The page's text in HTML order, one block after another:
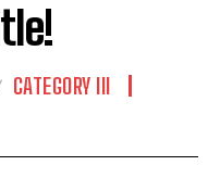
CATEGORY III